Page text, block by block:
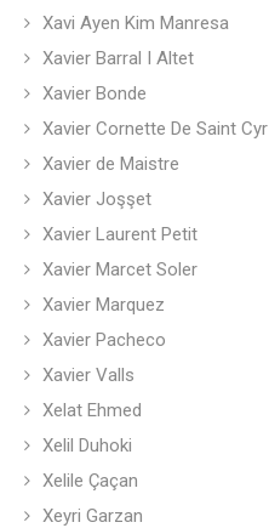
Xavi Ayen Kim Manresa
Xavier Barral I Altet
Xavier Bonde
Xavier Cornette De Saint Cyr
Xavier de Maistre
Xavier Joşşet
Xavier Laurent Petit
Xavier Marcet Soler
Xavier Marquez
Xavier Pacheco
Xavier Valls
Xelat Ehmed
Xelil Duhoki
Xelile Çaçan
Xeyri Garzan